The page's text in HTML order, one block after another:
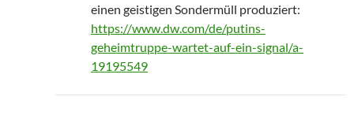
einen geistigen Sondermüll produziert:
https://www.dw.com/de/putins-
geheimtruppe-wartet-auf-ein-signal/a-
19195549